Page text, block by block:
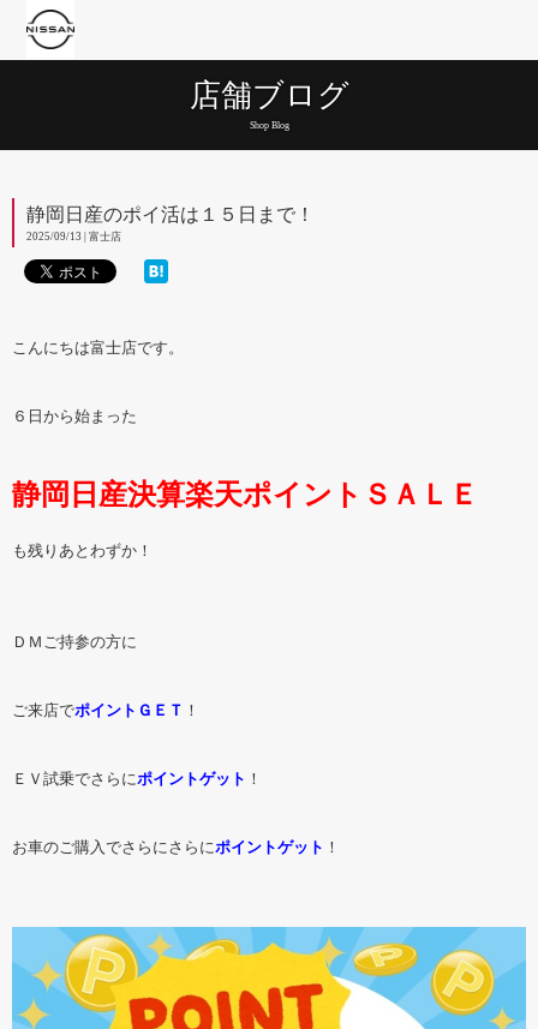
店舗ブログ
Shop Blog
静岡日産のポイ活は１５日まで！
2025/09/13 | 富士店
こんにちは富士店です。
６日から始まった
静岡日産決算楽天ポイントＳＡＬＥ
も残りあとわずか！
ＤＭご持参の方に
ご来店でポイントＧＥＴ ！
ＥＶ試乗でさらにポイントゲット ！
お車のご購入でさらにさらにポイントゲット ！